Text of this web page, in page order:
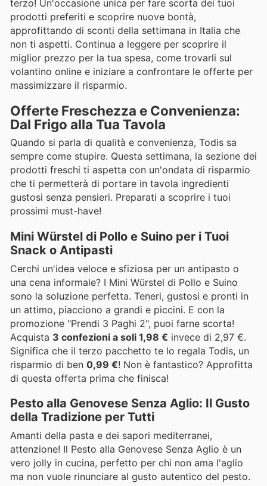
terzo! Un'occasione unica per fare scorta dei tuoi
prodotti preferiti e scoprire nuove bontà,
approfittando di sconti della settimana in Italia che
non ti aspetti. Continua a leggere per scoprire il
miglior prezzo per la tua spesa, come trovarli sul
volantino online e iniziare a confrontare le offerte per
massimizzare il risparmio.
Offerte Freschezza e Convenienza:
Dal Frigo alla Tua Tavola
Quando si parla di qualità e convenienza, Todis sa
sempre come stupire. Questa settimana, la sezione dei
prodotti freschi ti aspetta con un'ondata di risparmio
che ti permetterà di portare in tavola ingredienti
gustosi senza pensieri. Preparati a scoprire i tuoi
prossimi must-have!
Mini Würstel di Pollo e Suino per i Tuoi
Snack o Antipasti
Cerchi un'idea veloce e sfiziosa per un antipasto o
una cena informale? I Mini Würstel di Pollo e Suino
sono la soluzione perfetta. Teneri, gustosi e pronti in
un attimo, piacciono a grandi e piccini. E con la
promozione "Prendi 3 Paghi 2", puoi farne scorta!
Acquista 3 confezioni a soli 1,98 € invece di 2,97 €.
Significa che il terzo pacchetto te lo regala Todis, un
risparmio di ben 0,99 €! Non è fantastico? Approfitta
di questa offerta prima che finisca!
Pesto alla Genovese Senza Aglio: Il Gusto
della Tradizione per Tutti
Amanti della pasta e dei sapori mediterranei,
attenzione! Il Pesto alla Genovese Senza Aglio è un
vero jolly in cucina, perfetto per chi non ama l'aglio
ma non vuole rinunciare al gusto autentico del pesto.